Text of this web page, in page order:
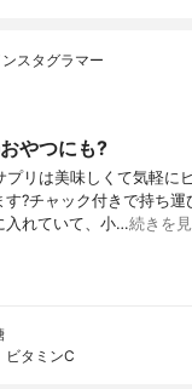
スタグラマー
やつにも?
プリは美味しくて気軽に
す?チャック付きで持ち
入れていて、小…続きを
ビタミンC